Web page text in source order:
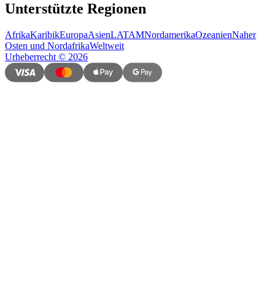
Unterstützte Regionen
AfrikaKaribikEuropaAsienLATAMNordamerikaOzeanienNaher
Osten und NordafrikaWeltweit
Urheberrecht © 2026